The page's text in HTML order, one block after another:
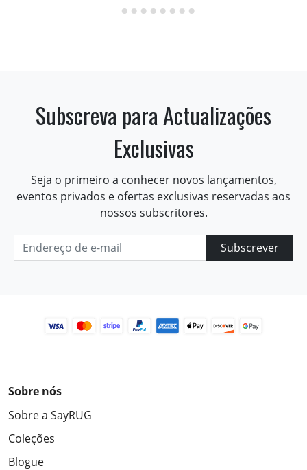
Subscreva para Actualizações
Exclusivas
Seja o primeiro a conhecer novos lançamentos,
eventos privados e ofertas exclusivas reservadas aos
nossos subscritores.
Subscrever
Sobre nós
Sobre a SayRUG
Coleções
Blogue